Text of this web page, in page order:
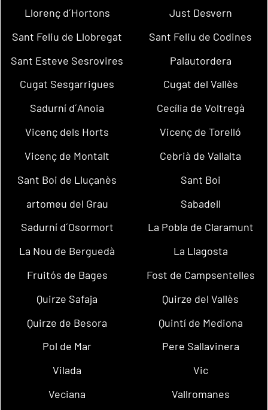
Llorenç d´Hortons
Just Desvern
Sant Feliu de Llobregat
Sant Feliu de Codines
Sant Esteve Sesrovires
Palautordera
Cugat Sesgarrigues
Cugat del Vallès
Sadurní d´Anoia
Cecília de Voltregà
Vicenç dels Horts
Vicenç de Torelló
Vicenç de Montalt
Cebrià de Vallalta
Sant Boi de Lluçanès
Sant Boi
artomeu del Grau
Sabadell
Sadurní d´Osormort
La Pobla de Claramunt
La Nou de Berguedà
La Llagosta
Fruitós de Bages
Fost de Campsentelles
Quirze Safaja
Quirze del Vallès
Quirze de Besora
Quintí de Mediona
Pol de Mar
Pere Sallavinera
Vilada
Vic
Veciana
Vallromanes